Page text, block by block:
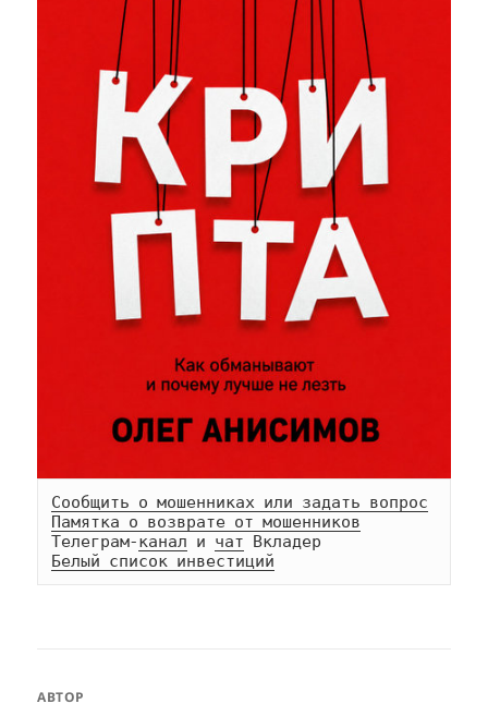
Сообщить о мошенниках или задать вопрос
Памятка о возврате от мошенников
Телеграм-канал и чат
Белый список инвестиций
АВТОР